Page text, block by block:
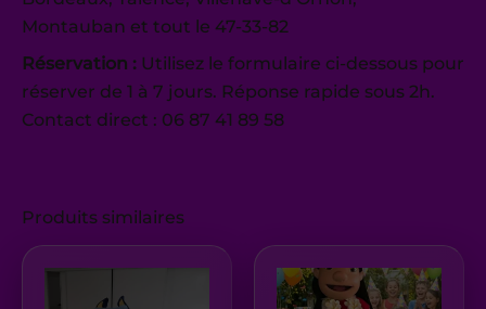
Montauban et tout le 47-33-82
Réservation : Utilisez le formulaire ci-dessous pour
réserver de 1 à 7 jours. Réponse rapide sous 2h.
Contact direct : 06 87 41 89 58
Produits similaires